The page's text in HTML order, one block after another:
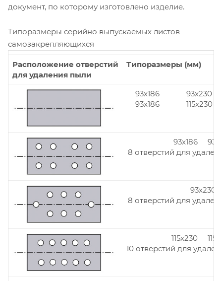
документ, по которому изготовлено изделие.
Типоразмеры серийно выпускаемых листов
самозакрепляющихся
Расположение отверстий
для удаления пыли
Типоразмеры (мм)
93x186
93x186
93x230
115x230
93x186
8 отверстий для
93x230
8 отверстий для
115x230
10 отверстий для